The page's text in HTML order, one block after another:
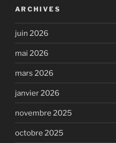
ARCHIVES
juin 2026
mai 2026
mars 2026
janvier 2026
novembre 2025
octobre 2025